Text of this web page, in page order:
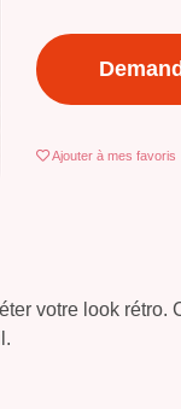
Ajouter à mes favoris
votre look rétro.